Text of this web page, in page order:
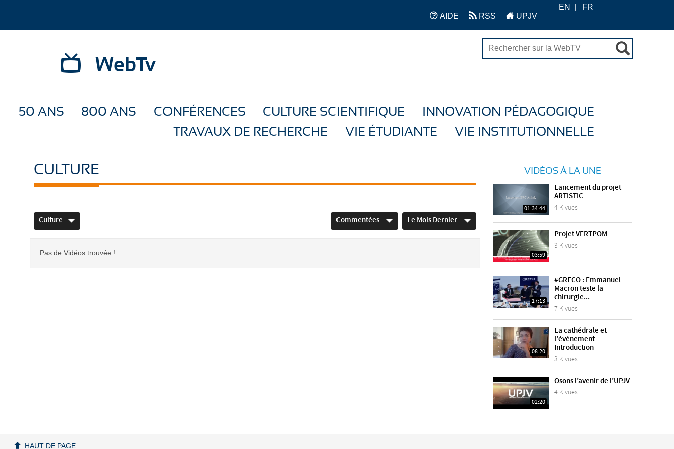
AIDE RSS UPJV
EN FR
WebTv
50 ANS 800 ANS CONFÉRENCES CULTURE SCIENTIFIQUE
INNOVATION PÉDAGOGIQUE
TRAVAUX DE RECHERCHE
VIE ÉTUDIANTE VIE INSTITUTIONNELLE
CULTURE
Culture Commentées Le Mois Dernier
Pas de Vidéos trouvée !
VIDÉOS À LA UNE
01:34:44
Lancement du projet
ARTISTIC
4 K vues
03:59
Projet VERTPOM
3 K vues
17:13
#GRECO : Emmanuel
Macron teste la
chirurgie...
7 K vues
08:20
La cathédrale et
l’événement
Introduction
3 K vues
02:20
Osons l’avenir de l’UPJV
4 K vues
HAUT DE PAGE